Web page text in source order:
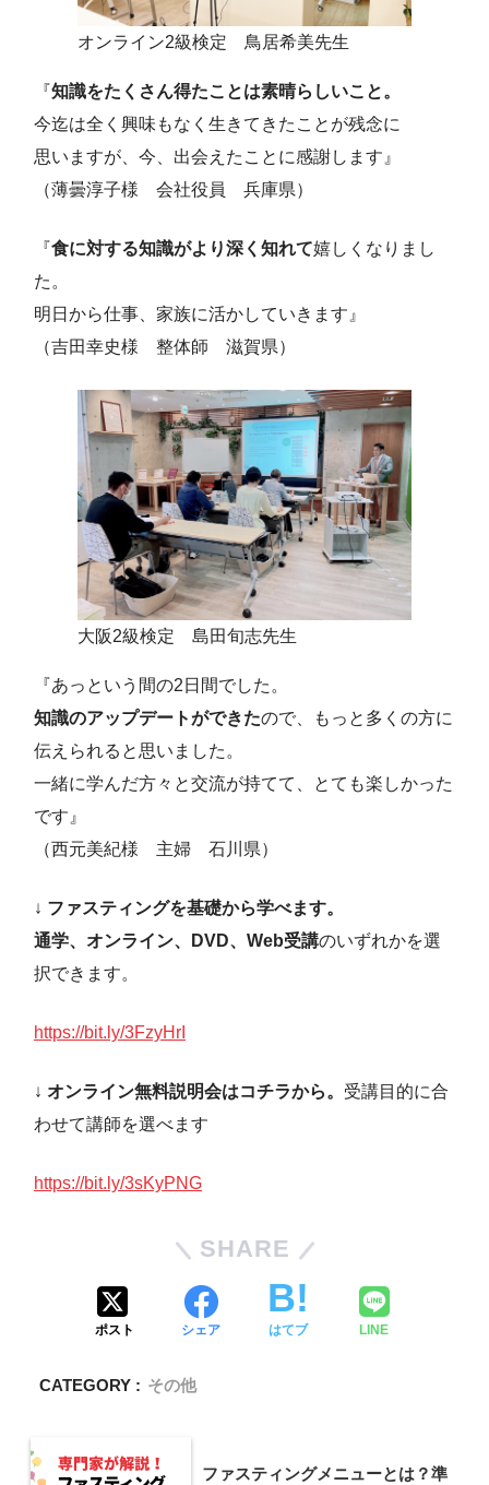
オンライン2級検定 鳥居希美先生
『知識をたくさん得たことは素晴らしいこと。
今迄は全く興味もなく生きてきたことが残念に
思いますが、今、出会えたことに感謝します』
（薄曇淳子様 会社役員 兵庫県）
『食に対する知識がより深く知れて嬉しくなりまし
た。
明日から仕事、家族に活かしていきます』
（吉田幸史様 整体師 滋賀県）
大阪2級検定 島田旬志先生
『あっという間の2日間でした。
知識のアップデートができたので、もっと多くの方に
伝えられると思いました。
一緒に学んだ方々と交流が持てて、とても楽しかった
です』
（西元美紀様 主婦 石川県）
↓ ファスティングを基礎から学べます。
通学、オンライン、DVD、Web受講のいずれかを選
択できます。
https://bit.ly/3FzyHrI
↓ オンライン無料説明会はコチラから。 受講目的に合
わせて講師を選べます
https://bit.ly/3sKyPNG
SHARE
ポスト シェア はてブ LINE
CATEGORY : その他
ファスティングメニューとは？準